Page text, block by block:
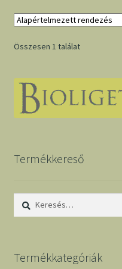
Összesen 1 találat
Termékkereső
Keresés:
Termékkategóriák